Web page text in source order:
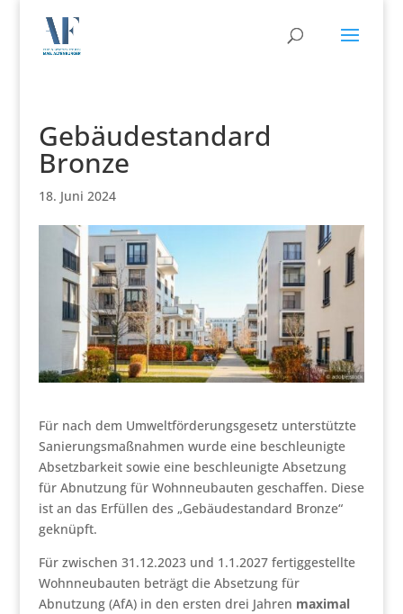
Gebäudestandard
Bronze
18. Juni 2024
Für nach dem Umweltförderungsgesetz unterstützte
Sanierungsmaßnahmen wurde eine beschleunigte
Absetzbarkeit sowie eine beschleunigte Absetzung
für Abnutzung für Wohnneubauten geschaffen. Diese
ist an das Erfüllen des „Gebäudestandard Bronze“
geknüpft.
Für zwischen 31.12.2023 und 1.1.2027 fertiggestellte
Wohnneubauten beträgt die Absetzung für
Abnutzung (AfA) in den ersten drei Jahren maximal